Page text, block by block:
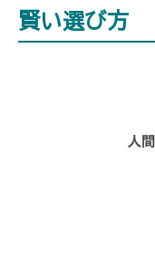
賢い選び方